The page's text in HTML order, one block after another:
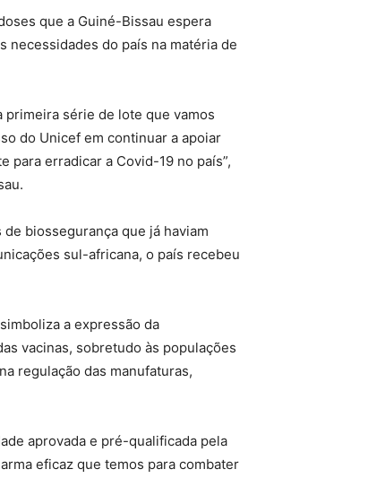
que a Guiné-Bissau espera
necessidades do país na matéria de
série de lote que vamos
do Unicef em continuar a apoiar
para erradicar a Covid-19 no país”,
biossegurança que já haviam
sul-africana, o país recebeu
a expressão da
vacinas, sobretudo às populações
regulação das manufaturas,
aprovada e pré-qualificada pela
eficaz que temos para combater